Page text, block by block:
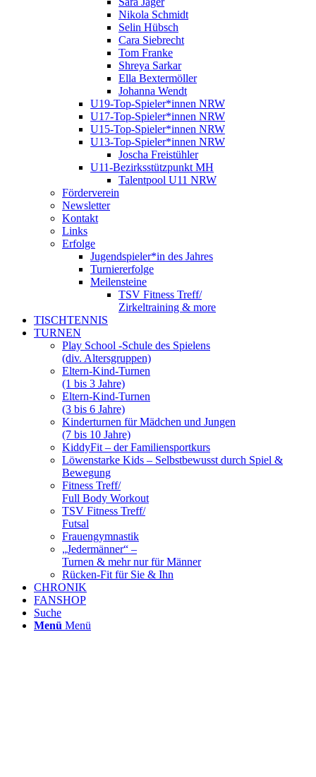
Nikola Schmidt
Selin Hübsch
Cara Siebrecht
Tom Franke
Shreya Sarkar
Ella Bextermöller
Johanna Wendt
U19-Top-Spieler*innen NRW
U17-Top-Spieler*innen NRW
U15-Top-Spieler*innen NRW
U13-Top-Spieler*innen NRW
Joscha Freistühler
U11-Bezirksstützpunkt MH
Talentpool U11 NRW
Förderverein
Newsletter
Kontakt
Links
Erfolge
Jugendspieler*in des Jahres
Turniererfolge
Meilensteine
TSV Fitness Treff/
Zirkeltraining & more
TISCHTENNIS
TURNEN
Play School -Schule des Spielens
(div. Altersgruppen)
Eltern-Kind-Turnen
(1 bis 3 Jahre)
Eltern-Kind-Turnen
(3 bis 6 Jahre)
Kinderturnen für Mädchen und Jungen
(7 bis 10 Jahre)
KiddyFit – der Familiensportkurs
Löwenstarke Kids – Selbstbewusst durch Spiel &
Bewegung
Fitness Treff/
Full Body Workout
TSV Fitness Treff/
Futsal
Frauengymnastik
„Jedermänner“ –
Turnen & mehr nur für Männer
Rücken-Fit für Sie & Ihn
CHRONIK
FANSHOP
Suche
Menü Menü